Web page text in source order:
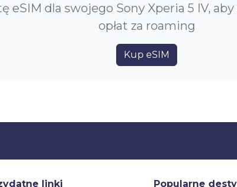
eSIM dla swojego Sony Xperia 5 IV,
opłat za roaming
Kup eSIM
linki Popularne